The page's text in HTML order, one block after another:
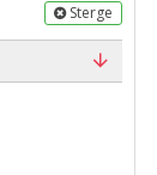
Sterge